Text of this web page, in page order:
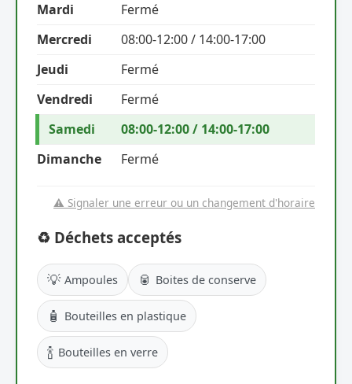
Mardi
Fermé
Mercredi
08:00-12:00 / 14:00-17:00
Jeudi
Fermé
Vendredi
Fermé
Samedi
08:00-12:00 / 14:00-17:00
Dimanche
Fermé
⚠️ Signaler une erreur ou un changement d'horaire
♻️ Déchets acceptés
💡 Ampoules 🥫 Boites de conserve
🧴 Bouteilles en plastique
🍾 Bouteilles en verre